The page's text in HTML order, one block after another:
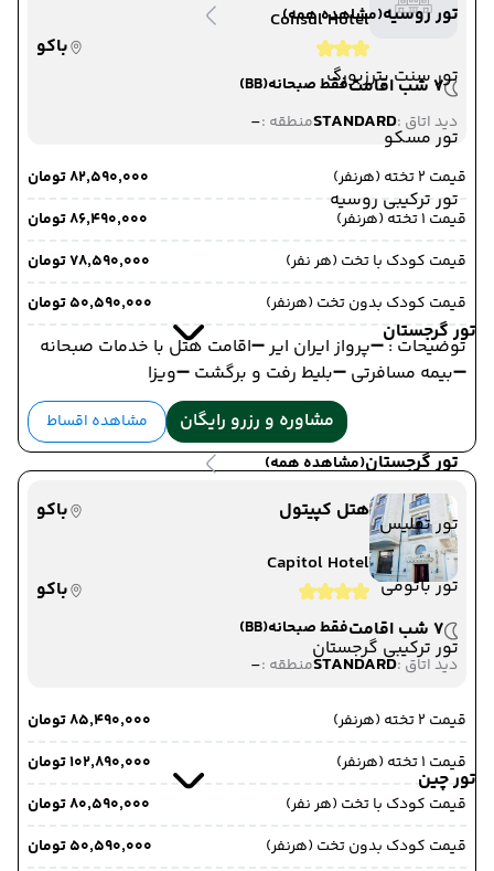
تور روسیه(مشاهده همه)
تور سنت پترزبورگ
تور مسکو
تور ترکیبی روسیه
تور گرجستان
تور گرجستان(مشاهده همه)
تور تفلیس
تور باتومی
تور ترکیبی گرجستان
تور چین
Consul Hotel
باکو
7 شب اقامت
فقط صبحانه(BB)
دید اتاق :STANDARDمنطقه :-
قیمت 2 تخته (هرنفر)
۸۲٬۵۹۰٬۰۰۰ تومان
قیمت 1 تخته (هرنفر)
۸۶٬۴۹۰٬۰۰۰ تومان
قیمت کودک با تخت (هر نفر)
۷۸٬۵۹۰٬۰۰۰ تومان
قیمت کودک بدون تخت (هرنفر)
۵۰٬۵۹۰٬۰۰۰ تومان
توضیحات : ➖پرواز ایران ایر ➖اقامت هتل با خدمات صبحانه
➖بیمه مسافرتی ➖بلیط رفت و برگشت ➖ویزا
مشاوره و رزرو رایگان
مشاهده اقساط
هتل کپیتول
باکو
Capitol Hotel
باکو
7 شب اقامت
فقط صبحانه(BB)
دید اتاق :STANDARDمنطقه :-
قیمت 2 تخته (هرنفر)
۸۵٬۴۹۰٬۰۰۰ تومان
قیمت 1 تخته (هرنفر)
۱۰۲٬۸۹۰٬۰۰۰ تومان
قیمت کودک با تخت (هر نفر)
۸۰٬۵۹۰٬۰۰۰ تومان
قیمت کودک بدون تخت (هرنفر)
۵۰٬۵۹۰٬۰۰۰ تومان